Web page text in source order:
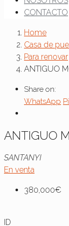
CONTACTO
Home
Casa de
Para renovar
ANTIGUO
Share on:
WhatsApp
ANTIGUO
SANTANYI
En venta
380,000€
ID